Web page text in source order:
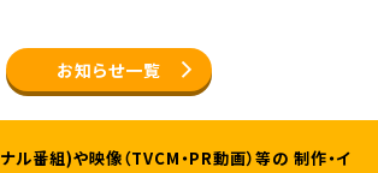
お知らせ一覧
ル番組)や映像（TVCM・PR動画）等の 制作・イ